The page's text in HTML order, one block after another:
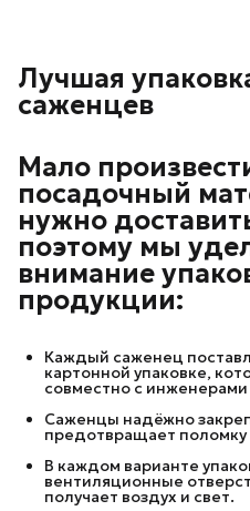
Лучшая
саженцев
Мало
посадочный
нужно
поэтому мы
внимание
продукции:
Каждый саженец
картонной упаковке,
совместно с
Саженцы надёжно
предотвращает
В каждом варианте
вентиляционные
получает воздух и свет.